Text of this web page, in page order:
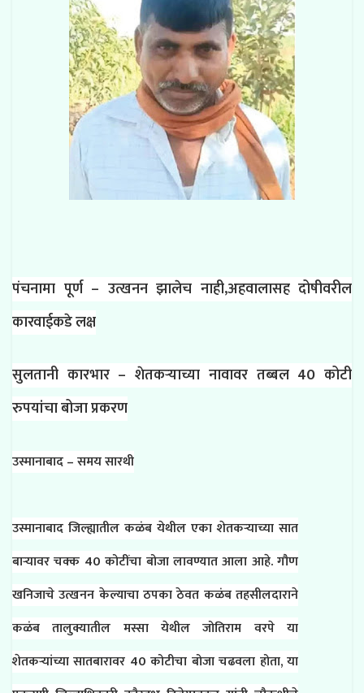
पंचनामा पूर्ण – उत्खनन झालेच नाही,अहवालासह दोषीवरील
कारवाईकडे लक्ष
सुलतानी कारभार – शेतकऱ्याच्या नावावर तब्बल 40 कोटी
रुपयांचा बोजा प्रकरण
उस्मानाबाद – समय सारथी
उस्मानाबाद जिल्ह्यातील कळंब येथील एका शेतकऱ्याच्या सात
बाऱ्यावर चक्क 40 कोटींचा बोजा लावण्यात आला आहे. गौण
खनिजाचे उत्खनन केल्याचा ठपका ठेवत कळंब तहसीलदाराने
कळंब तालुक्यातील मस्सा येथील जोतिराम वरपे या
शेतकर्‍यांच्या सातबारावर 40 कोटीचा बोजा चढवला होता, या